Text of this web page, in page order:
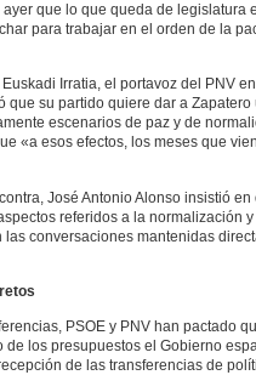
ayer que lo que queda de legislatura
para trabajar en el orden de la
Irratia, el portavoz del PNV
que su partido quiere dar a
escenarios de paz y de
«a esos efectos, los meses que
José Antonio Alonso insistió
referidos a la normalización
conversaciones mantenidas
PSOE y PNV han pactado
de los presupuestos el Gobierno
de las transferencias de